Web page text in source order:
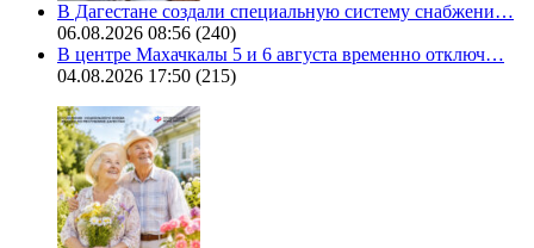
В Дагестане создали специальную систему снабжени…
06.08.2026 08:56 (240)
В центре Махачкалы 5 и 6 августа временно отключ…
04.08.2026 17:50 (215)